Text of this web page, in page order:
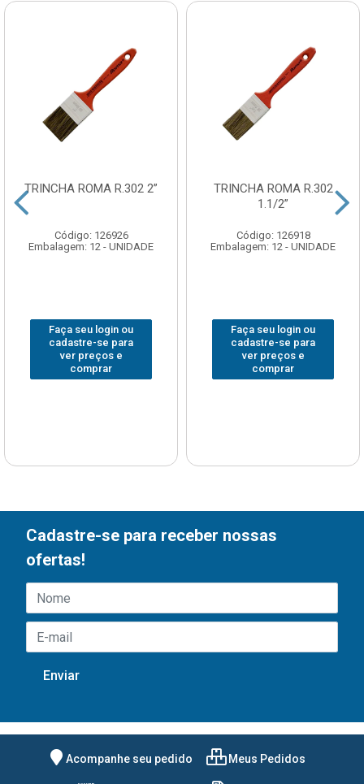
TRINCHA ROMA R.302 2”
Código: 126926
Embalagem: 12 - UNIDADE
Faça seu login ou
cadastre-se para
ver preços e
comprar
TRINCHA ROMA R.302
1.1/2”
Código: 126918
Embalagem: 12 - UNIDADE
Faça seu login ou
cadastre-se para
ver preços e
comprar
Cadastre-se para receber nossas
ofertas!
Acompanhe seu pedido Meus Pedidos